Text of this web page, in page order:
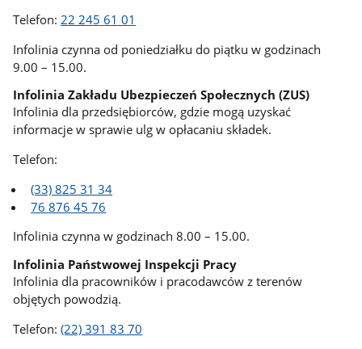
Telefon:22 245 61 01
Infolinia czynna od poniedziałku do piątku w godzinach
9.00 – 15.00.
Infolinia Zakładu Ubezpieczeń Społecznych (ZUS)
Infolinia dla przedsiębiorców, gdzie mogą uzyskać
informacje w sprawie ulg w opłacaniu składek.
Telefon:
(33) 825 31 34
76 876 45 76
Infolinia czynna w godzinach 8.00 – 15.00.
Infolinia Państwowej Inspekcji Pracy
Infolinia dla pracowników i pracodawców z terenów
objętych powodzią.
Telefon:(22) 391 83 70